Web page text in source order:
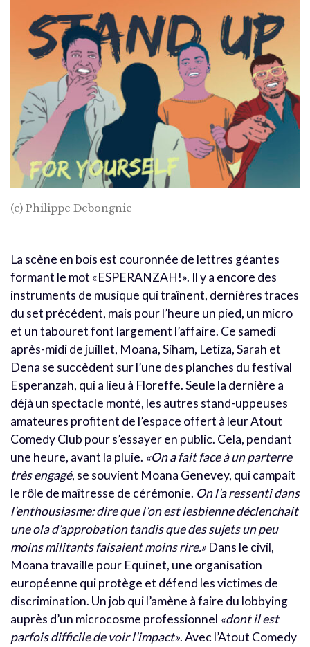
(c) Philippe Debongnie
La scène en bois est couronnée de lettres géantes
formant le mot «ESPERANZAH!». Il y a encore des
instruments de musique qui traînent, dernières traces
du set précédent, mais pour l’heure un pied, un micro
et un tabouret font largement l’affaire. Ce samedi
après-midi de juillet, Moana, Siham, Letiza, Sarah et
Dena se succèdent sur l’une des planches du festival
Esperanzah, qui a lieu à Floreffe. Seule la dernière a
déjà un spectacle monté, les autres stand-uppeuses
amateures profitent de l’espace offert à leur Atout
Comedy Club pour s’essayer en public. Cela, pendant
une heure, avant la pluie. «On a fait face à un parterre
très engagé, se souvient Moana Genevey, qui campait
le rôle de maîtresse de cérémonie. On l’a ressenti dans
l’enthousiasme: dire que l’on est lesbienne déclenchait
une ola d’approbation tandis que des sujets un peu
moins militants faisaient moins rire.» Dans le civil,
Moana travaille pour Equinet, une organisation
européenne qui protège et défend les victimes de
discrimination. Un job qui l’amène à faire du lobbying
auprès d’un microcosme professionnel «dont il est
parfois difficile de voir l’impact». Avec l’Atout Comedy